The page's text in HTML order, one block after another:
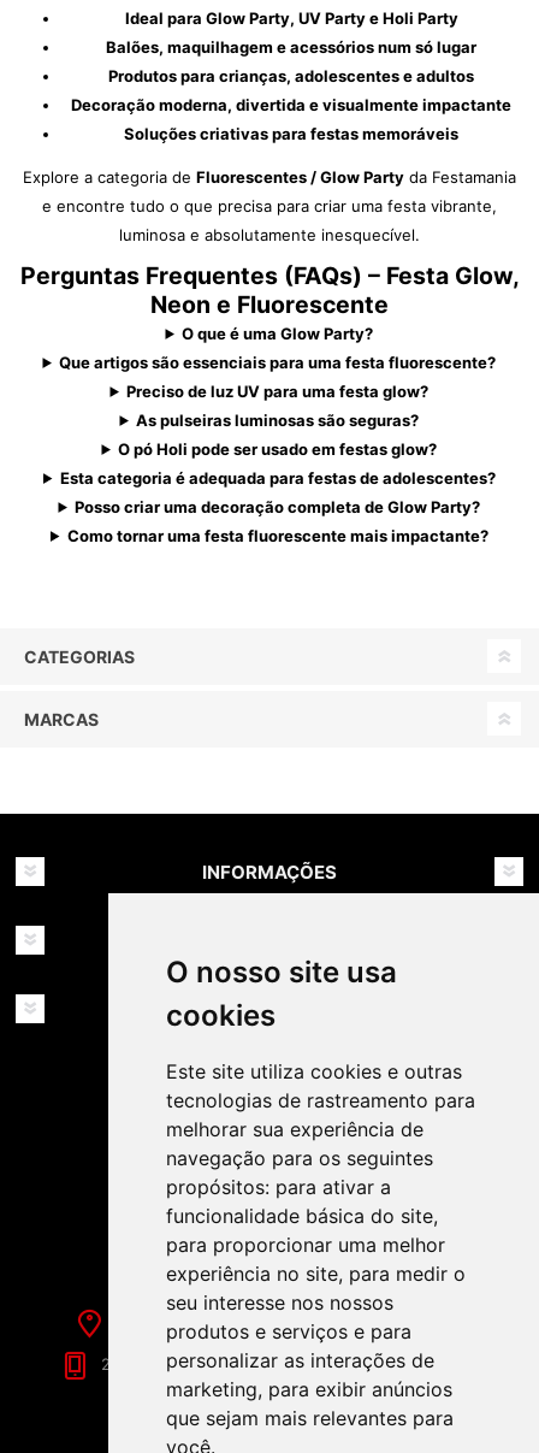
O nosso site usa
cookies
Este site utiliza cookies e outras
tecnologias de rastreamento para
melhorar sua experiência de
navegação para os seguintes
propósitos: para ativar a
funcionalidade básica do site,
para proporcionar uma melhor
experiência no site, para medir o
seu interesse nos nossos
produtos e serviços e para
personalizar as interações de
marketing, para exibir anúncios
que sejam mais relevantes para
você.
Ideal para Glow Party, UV Party e Holi Party
Balões, maquilhagem e acessórios num só lugar
Produtos para crianças, adolescentes e adultos
Decoração moderna, divertida e visualmente impactante
Soluções criativas para festas memoráveis
Explore a categoria de Fluorescentes / Glow Party da Festamania
e encontre tudo o que precisa para criar uma festa vibrante,
luminosa e absolutamente inesquecível.
Perguntas Frequentes (FAQs) – Festa Glow,
Neon e Fluorescente
O que é uma Glow Party?
Que artigos são essenciais para uma festa fluorescente?
Preciso de luz UV para uma festa glow?
As pulseiras luminosas são seguras?
O pó Holi pode ser usado em festas glow?
Esta categoria é adequada para festas de adolescentes?
Posso criar uma decoração completa de Glow Party?
Como tornar uma festa fluorescente mais impactante?
CATEGORIAS
MARCAS
INFORMAÇÕES
SERVIÇOS
SIGA-NOS NAS REDES SOCIAIS!
Rua de Évora, 70-C - Reguengos de Monsaraz
266 040 688 (Chamada para a Rede Fixa Nacional)